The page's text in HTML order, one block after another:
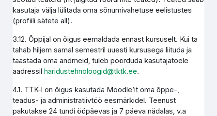
kasutaja välja lülitada oma sõnumivahetuse eelistustes
(profiili sätete all).
3.12. Õppijal on õigus eemaldada ennast kursuselt. Kui ta
tahab hiljem samal semestril uuesti kursusega liituda ja
taastada oma andmeid, tuleb pöörduda kasutajatoele
aadressilharidustehnoloogid@tktk.ee.
4.1. TTK-l on õigus kasutada Moodle’it oma õppe-,
teadus- ja administratiivtöö eesmärkidel. Teenust
pakutakse 24 tundi ööpäevas ja 7 päeva nädalas, v.a